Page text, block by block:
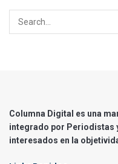
Columna Digital es una
integrado por Periodistas
interesados en la